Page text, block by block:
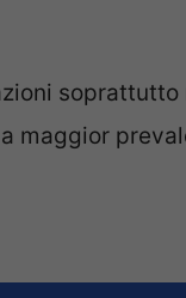
soprattutto
maggior